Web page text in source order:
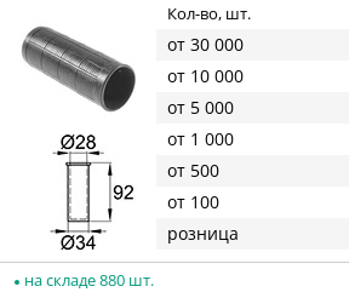
Кол-во, шт.
от 30 000
от 10 000
от 5 000
от 1 000
от 500
от 100
розница
на складе 880 шт.